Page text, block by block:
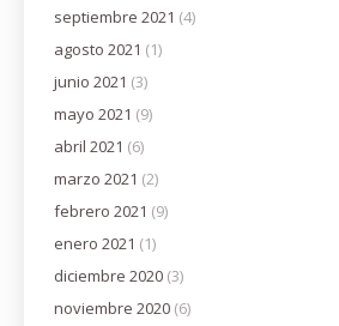
septiembre 2021 (4)
agosto 2021 (1)
junio 2021 (3)
mayo 2021 (9)
abril 2021 (6)
marzo 2021 (2)
febrero 2021 (9)
enero 2021 (1)
diciembre 2020 (3)
noviembre 2020 (6)